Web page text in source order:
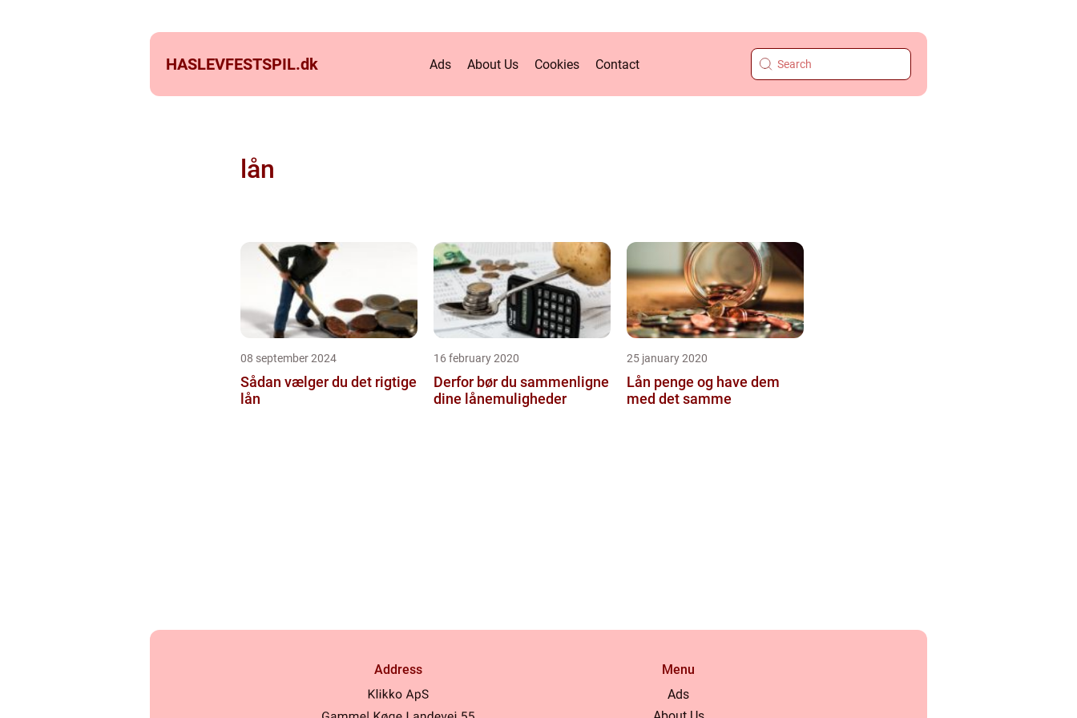
HASLEVFESTSPIL.dk Ads About Us Cookies Contact
lån
08 september 2024
Sådan vælger du det rigtige
lån
16 february 2020
Derfor bør du sammenligne
dine lånemuligheder
25 january 2020
Lån penge og have dem
med det samme
Address
Menu
Ads